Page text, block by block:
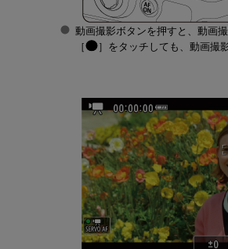
動画撮影ボタンを押すと、動画
［
］をタッチしても、動画撮